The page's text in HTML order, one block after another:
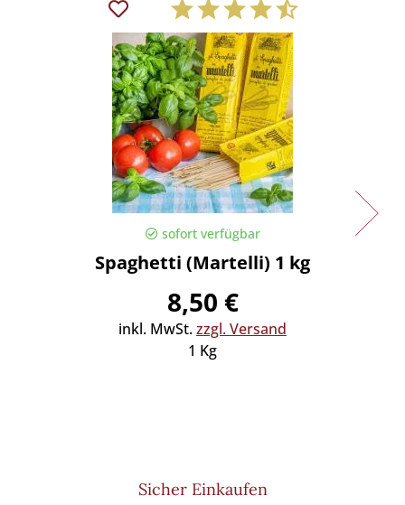
sofort verfügbar
Spaghetti (Martelli) 1 kg
8,50 €
inkl. MwSt.zzgl. Versand
1 Kg
Sicher Einkaufen